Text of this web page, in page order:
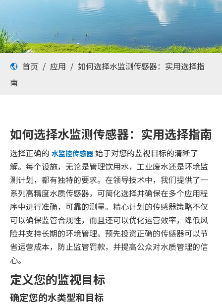
首页 / 应用 / 如何选择水监测传感器：实用选择指
南
如何选择水监测传感器：实用选择指南
选择正确的 水监控传感器 始于对您的监视目标的清晰了
解。每个设施，无论是管理饮用水，工业废水还是环境监
测计划，都有独特的要求。在领导技术中，我们提供了一
系列高精度水质传感器，可简化选择并确保在多个应用程
序中进行准确，可靠的测量。精心计划的传感器策略不仅
可以确保监管合规性，而且还可以优化运营效率，降低风
险并支持长期的环境管理。预先投资正确的传感器可以节
省运营成本，防止监管罚款，并提高公众对水质管理的信
心。
定义您的监视目标
确定您的水类型和目标